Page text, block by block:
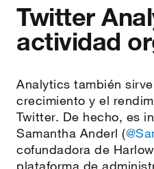
Twitter
actividad
Analytics también
crecimiento y el
Twitter. De hecho, es
Samantha Anderl (
cofundadora de
plataforma de